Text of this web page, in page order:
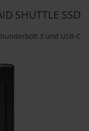
SHUTTLE SSD
3 und USB-C